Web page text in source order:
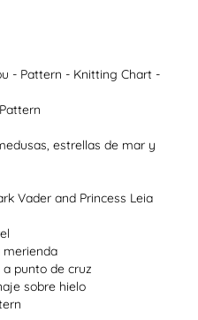
- Pattern - Knitting Chart -
estrellas de mar y
Vader and Princess Leia
merienda
punto de cruz
sobre hielo